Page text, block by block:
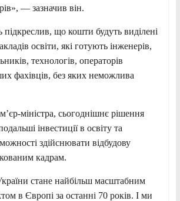
— зазначив він.
що кошти будуть виділені
освіти, які готують інженерів,
технологів, операторів
фахівців, без яких неможлива
міністра, сьогоднішнє рішення
інвестиції в освіту та
здійснювати відбудову
кадрам.
стане найбільш масштабним
в Європі за останні 70 років. І ми